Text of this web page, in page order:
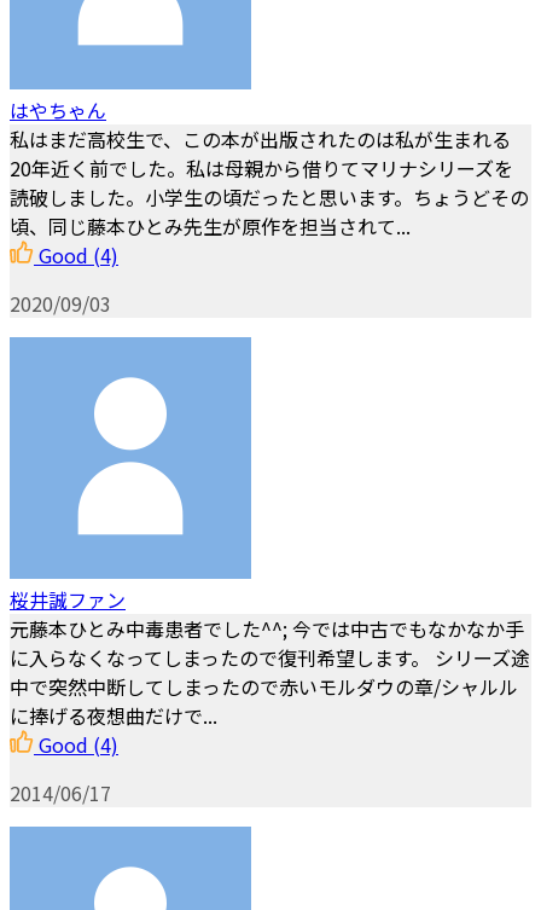
はやちゃん
私はまだ高校生で、この本が出版されたのは私が生まれる
20年近く前でした。私は母親から借りてマリナシリーズを
読破しました。小学生の頃だったと思います。ちょうどその
頃、同じ藤本ひとみ先生が原作を担当されて...
Good (4)
2020/09/03
桜井誠ファン
元藤本ひとみ中毒患者でした^^; 今では中古でもなかなか手
に入らなくなってしまったので復刊希望します。 シリーズ途
中で突然中断してしまったので赤いモルダウの章/シャルル
に捧げる夜想曲だけで...
Good (4)
2014/06/17